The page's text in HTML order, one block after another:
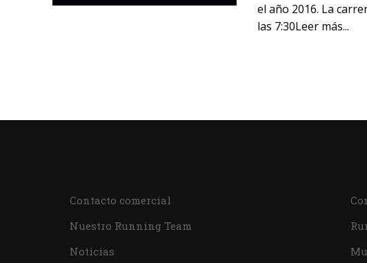
el año 2016. La
las 7:30Leer más...
Contacto comercial
Nuestro Running Team
Noticias